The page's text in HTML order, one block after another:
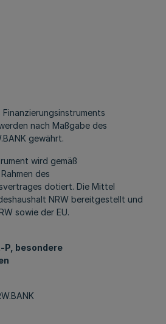
nach Maßgabe des
gewährt.
wird gemäß
des
dotiert. Die Mittel
NRW bereitgestellt und
sowie der EU.
P, besondere